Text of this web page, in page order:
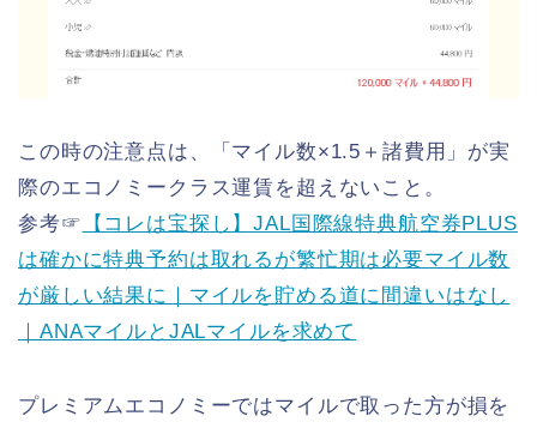
この時の注意点は、「マイル数×1.5＋諸費用」が実
際のエコノミークラス運賃を超えないこと。
参考☞ 【コレは宝探し】JAL国際線特典航空券PLUS
は確かに特典予約は取れるが繁忙期は必要マイル数
が厳しい結果に｜マイルを貯める道に間違いはなし
｜ANAマイルとJALマイルを求めて
プレミアムエコノミーではマイルで取った方が損を